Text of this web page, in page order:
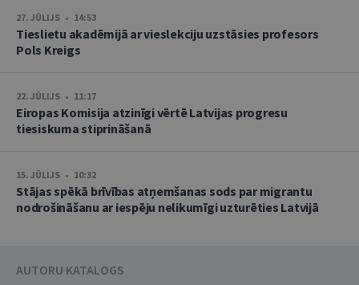
27. JŪLIJS • 14:53
Tieslietu akadēmijā ar vieslekciju uzstāsies profesors
Pols Kreigs
22. JŪLIJS • 11:17
Eiropas Komisija atzinīgi vērtē Latvijas progresu
tiesiskuma stiprināšanā
15. JŪLIJS • 10:32
Stājas spēkā brīvības atņemšanas sods par migrantu
nodrošināšanu ar iespēju nelikumīgi uzturēties Latvijā
AUTORU KATALOGS